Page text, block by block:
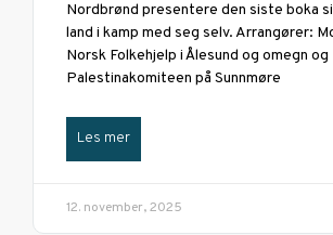
Nordbrønd presentere den siste boka
land i kamp med seg selv. Arrangører:
Norsk Folkehjelp i Ålesund og omegn og
Palestinakomiteen på Sunnmøre
Les mer
12. november, 2025